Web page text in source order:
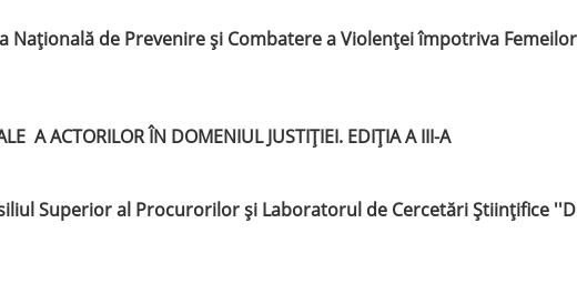
Națională de Prevenire și Combatere a Violenței împotriva
A ACTORILOR ÎN DOMENIUL JUSTIȚIEI. EDIȚIA A III-A
Superior al Procurorilor și Laboratorul de Cercetări Științifice